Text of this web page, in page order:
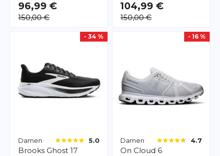
96,99 €
150,00 €
104,99 €
150,00 €
- 34 %
Damen 5.0
Brooks Ghost 17
- 16 %
Damen 4.7
On Cloud 6